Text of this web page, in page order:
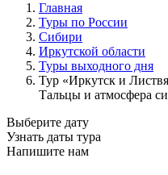
Главная
Туры по России
Сибири
Иркутской области
Туры выходного дня
Тур «Иркутск и
Тальцы и атмосфера
Выберите дату
Узнать даты тура
Напишите нам